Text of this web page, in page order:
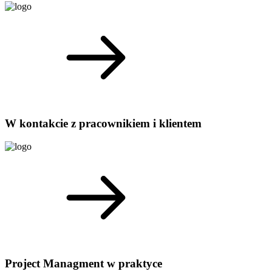
W kontakcie z pracownikiem i klientem
Project Managment w praktyce